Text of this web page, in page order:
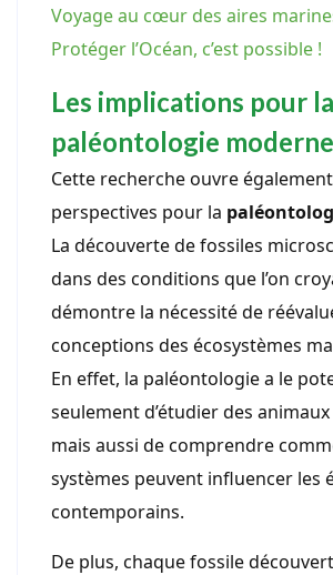
Voyage au cœur des aires
Protéger l’Océan, c’est possible !
Les implications pour la
paléontologie moderne
Cette recherche ouvre
perspectives pour la
La découverte de fossiles
dans des conditions que l’on
démontre la nécessité de
conceptions des écosystèmes
En effet, la paléontologie a le
seulement d’étudier des
mais aussi de comprendre
systèmes peuvent influencer les
contemporains.
De plus, chaque fossile